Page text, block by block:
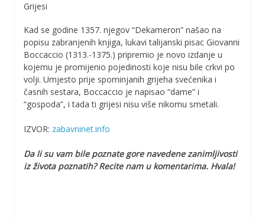
Grijesi
Kad se godine 1357. njegov “Dekameron” našao na
popisu zabranjenih knjiga, lukavi talijanski pisac Giovanni
Boccaccio (1313.-1375.) pripremio je novo izdanje u
kojemu je promijenio pojedinosti koje nisu bile crkvi po
volji. Umjesto prije spominjanih grijeha svećenika i
časnih sestara, Boccaccio je napisao “dame” i
“gospoda”, i tada ti grijesi nisu više nikomu smetali.
IZVOR: zabavninet.info
Da li su vam bile poznate gore navedene zanimljivosti
iz života poznatih? Recite nam u komentarima. Hvala!